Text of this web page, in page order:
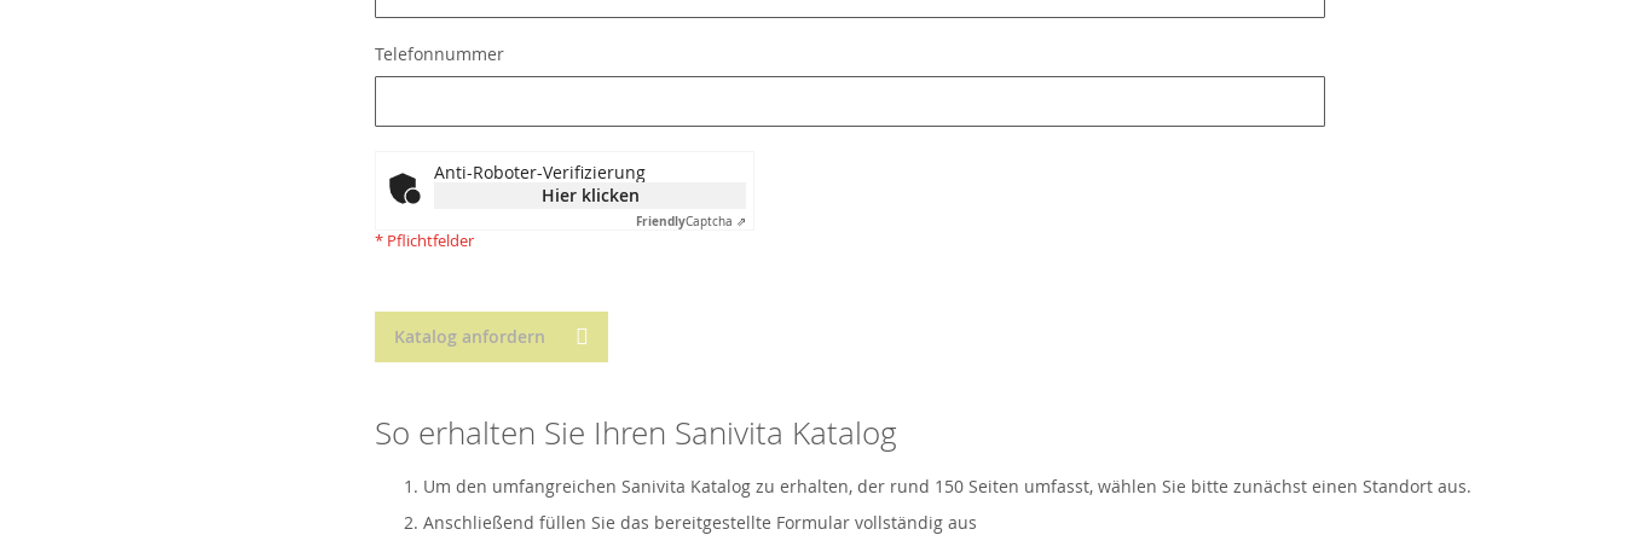
Telefonnummer
Anti-Roboter-Verifizierung
Hier klicken
FriendlyCaptcha ⇗
* Pflichtfelder
Katalog anfordern
So erhalten Sie Ihren Sanivita Katalog
Um den umfangreichen Sanivita Katalog zu erhalten, der rund 150 Seiten umfasst, wählen Sie bitte zunächst einen Standort aus.
Anschließend füllen Sie das bereitgestellte Formular vollständig aus